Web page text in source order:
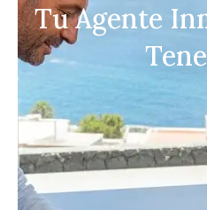
Tu Agente